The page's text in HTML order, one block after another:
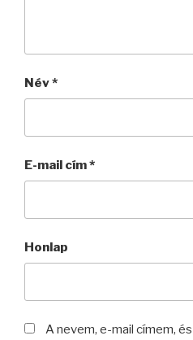
Név*
E-mail cím*
Honlap
A nevem, e-mail címem,